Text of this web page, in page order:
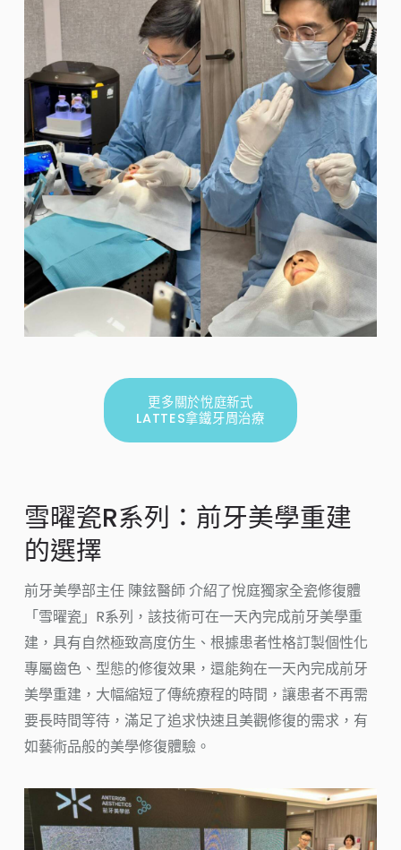
更多關於悅庭新式
LATTES拿鐵牙周治療
雪曜瓷R系列：前牙美學重建
的選擇
前牙美學部主任 陳鉉醫師 介紹了悅庭獨家全瓷修復體
「雪曜瓷」R系列，該技術可在一天內完成前牙美學重
建，具有自然極致高度仿生、根據患者性格訂製個性化
專屬齒色、型態的修復效果，還能夠在一天內完成前牙
美學重建，大幅縮短了傳統療程的時間，讓患者不再需
要長時間等待，滿足了追求快速且美觀修復的需求，有
如藝術品般的美學修復體驗。